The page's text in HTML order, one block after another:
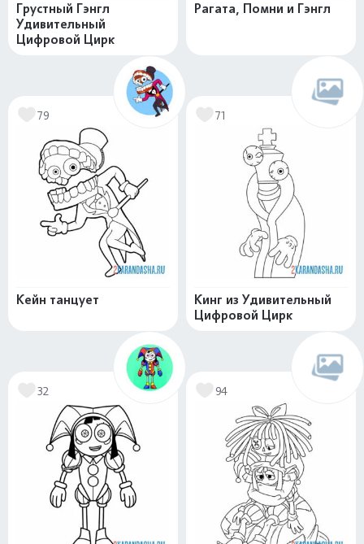
Грустный Гэнгл
Удивительный
Цифровой Цирк
Рагата, Помни и Гэнгл
79
Кейн танцует
71
Кинг из Удивительный
Цифровой Цирк
32 94